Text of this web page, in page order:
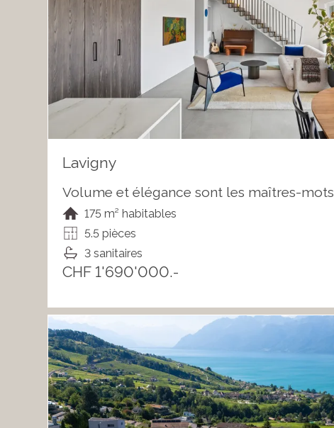
Lavigny
Volume et élégance sont les maîtres-mots
175 m² habitables
5.5 pièces
3 sanitaires
CHF 1'690'000.-